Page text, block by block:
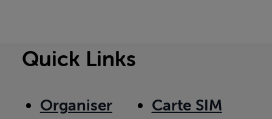
Quick Links
Organiser
Carte SIM